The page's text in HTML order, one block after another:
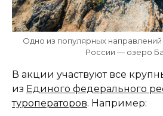
Одно из популярных
России — озеро
В акции участвуют все
из Единого федерального
туроператоров. Например: